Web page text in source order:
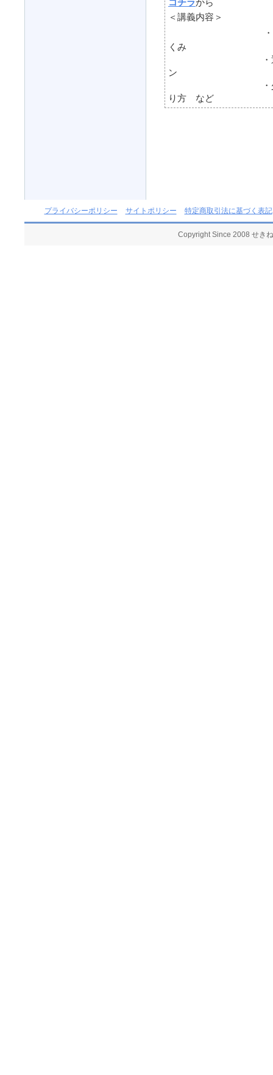
コチラから
＜講義内容＞
くみ
・退職前に知っ
ン
・少しでも年
り方 など
プライバシーポリシー サイトポリシー 特定商取引法に基づく表記
Copyright Since 2008 せき